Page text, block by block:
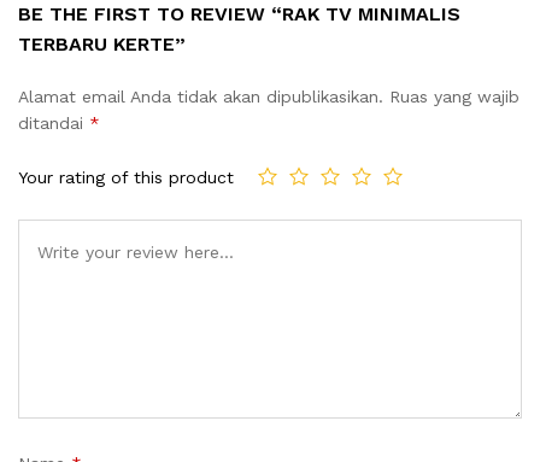
BE THE FIRST TO REVIEW “RAK TV MINIMALIS
TERBARU KERTE”
Alamat email Anda tidak akan dipublikasikan. Ruas yang wajib
ditandai *
Your rating of this product